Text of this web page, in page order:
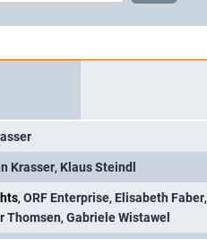
Krasser, Klaus Steindl
, ORF Enterprise, Elisabeth Faber,
Thomsen, Gabriele Wistawel